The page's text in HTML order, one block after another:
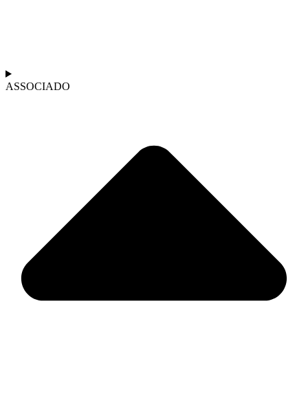
ASSOCIADO